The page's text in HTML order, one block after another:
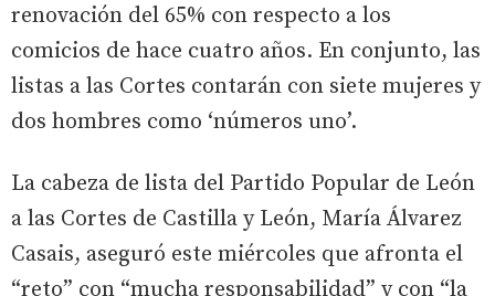
renovación del 65% con respecto a los
comicios de hace cuatro años. En conjunto, las
listas a las Cortes contarán con siete mujeres y
dos hombres como ‘números uno’.
La cabeza de lista del Partido Popular de León
a las Cortes de Castilla y León, María Álvarez
Casais, aseguró este miércoles que afronta el
“reto” con “mucha responsabilidad” y con “la